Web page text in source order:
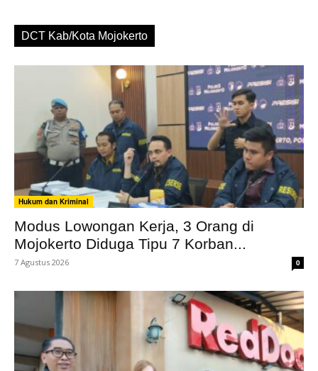
DCT Kab/Kota Mojokerto
Hukum dan Kriminal
Modus Lowongan Kerja, 3 Orang di
Mojokerto Diduga Tipu 7 Korban...
7 Agustus 2026 0